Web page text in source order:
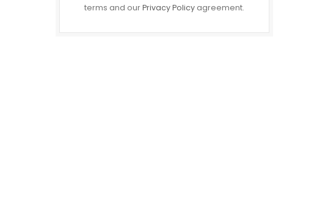
terms and ourPrivacy Policy agreement.